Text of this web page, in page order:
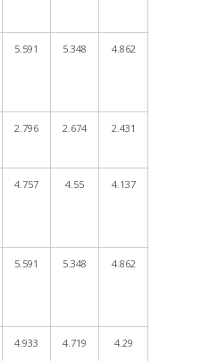
5.591 5.348 4.862
2.796 2.674 2.431
4.757 4.55 4.137
5.591 5.348 4.862
4.933 4.719 4.29